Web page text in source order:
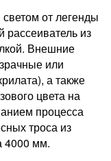
от легенды
из
Внешние
или
а также
цвета на
процесса
троса из
4000 мм.